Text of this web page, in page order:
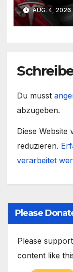
AUG. 4, 2026
Du musst
abzugeben.
Diese Website
reduzieren.
verarbeitet
Please
Please
content like